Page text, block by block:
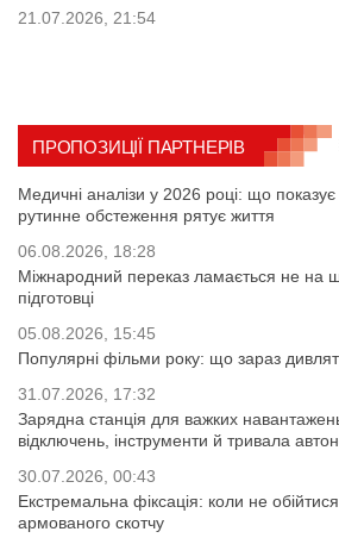
21.07.2026, 21:54
ПРОПОЗИЦІЇ ПАРТНЕРІВ
Медичні аналізи у 2026 році: що показує
рутинне обстеження рятує життя
06.08.2026, 18:28
Міжнародний переказ ламається не на
підготовці
05.08.2026, 15:45
Популярні фільми року: що зараз
31.07.2026, 17:32
Зарядна станція для важких
відключень, інструменти й тривала
30.07.2026, 00:43
Екстремальна фіксація: коли не
армованого скотчу